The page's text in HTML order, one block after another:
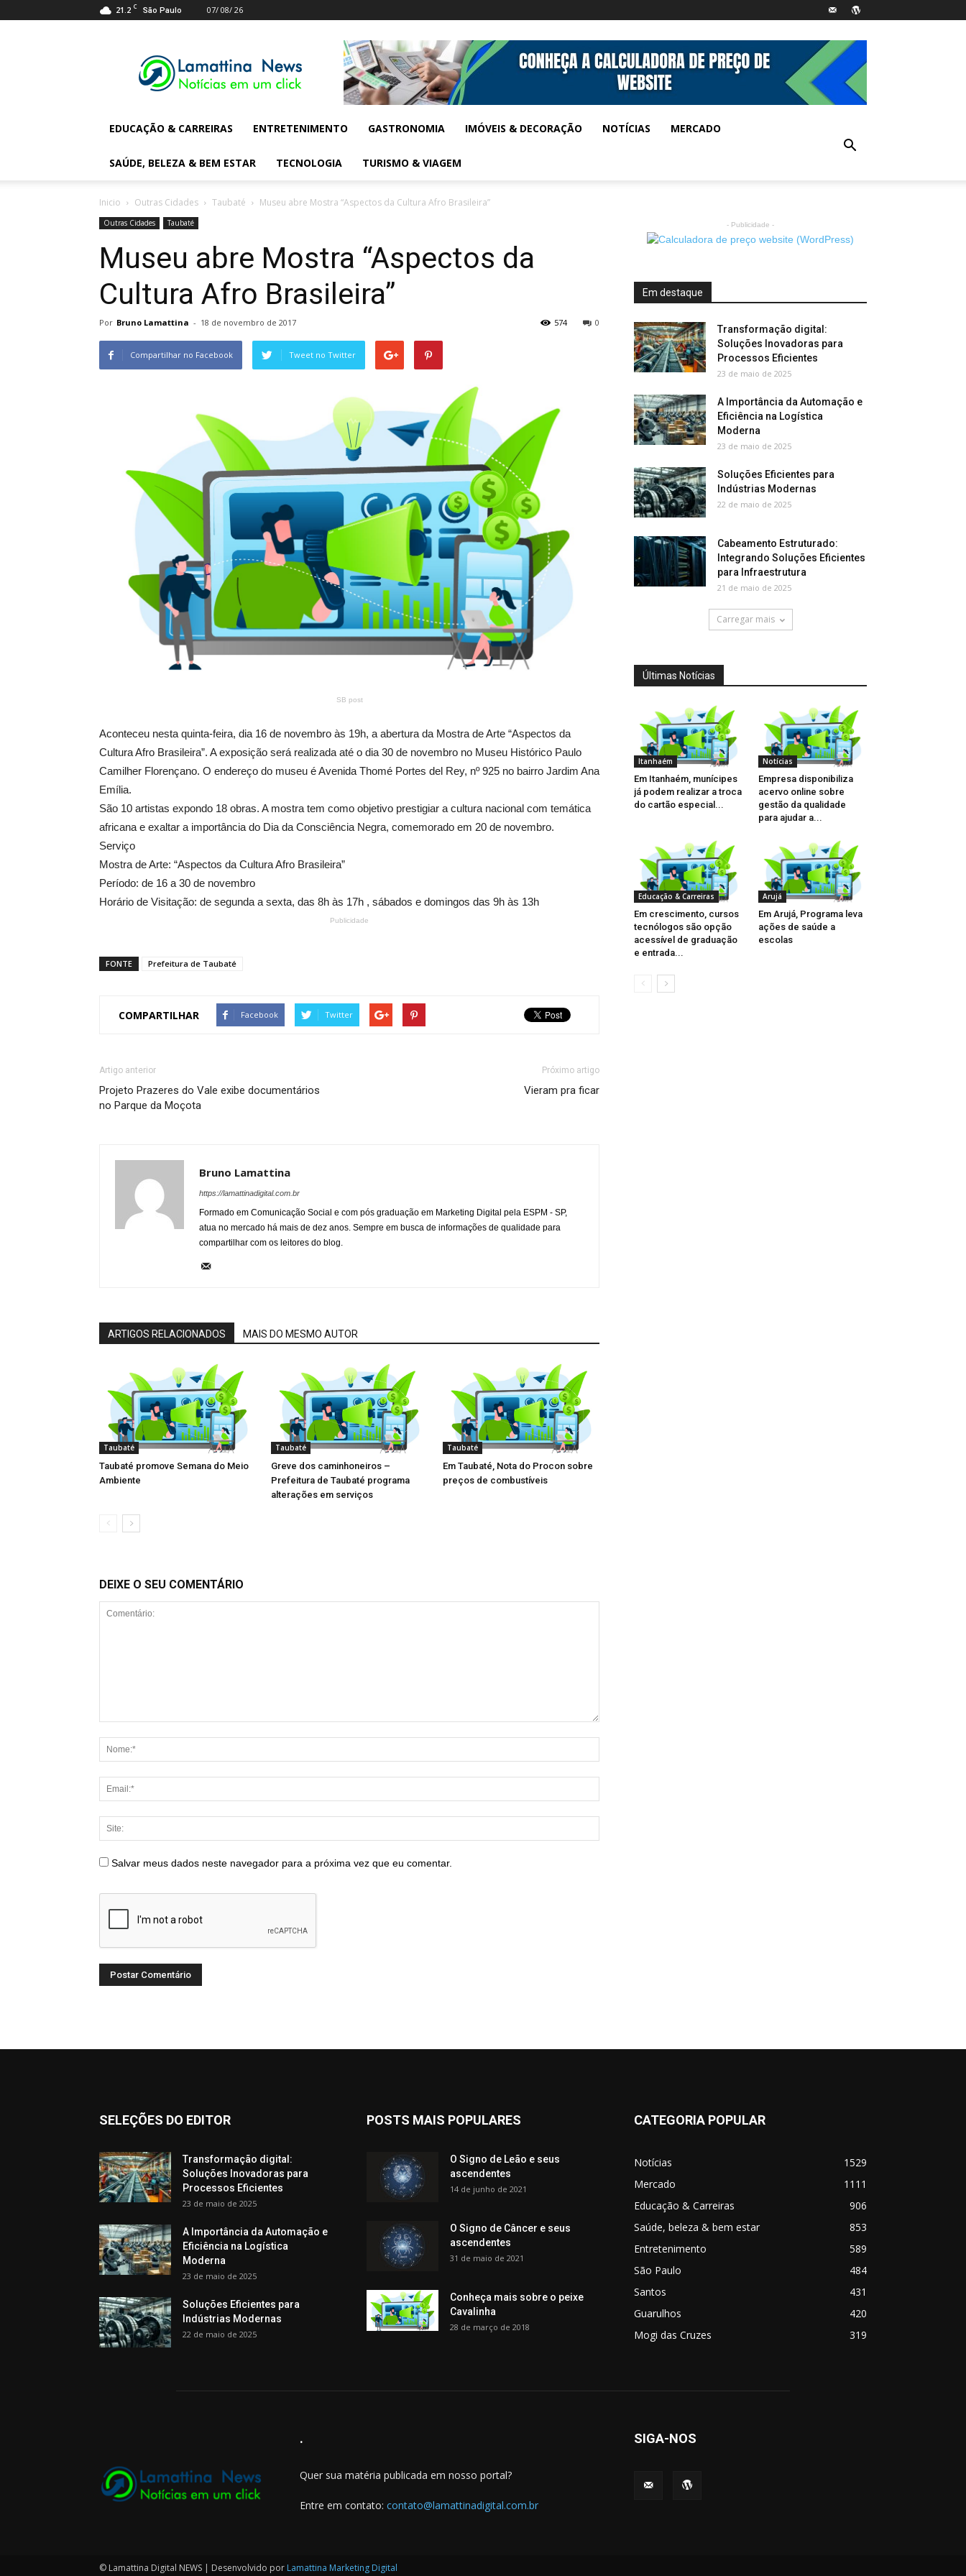
21.2 C São Paulo 07/ 08/ 26
Digital
News
EDUCAÇÃO & CARREIRAS ENTRETENIMENTO GASTRONOMIA IMÓVEIS & DECORAÇÃO NOTÍCIAS MERCADO
SAÚDE, BELEZA & BEM ESTAR TECNOLOGIA TURISMO & VIAGEM
Inicio Outras Cidades Taubaté Museu abre Mostra “Aspectos da Cultura Afro Brasileira”
Outras Cidades Taubaté
Museu abre Mostra “Aspectos da
Cultura Afro Brasileira”
Por Bruno Lamattina - 18 de novembro de 2017 0
574
Compartilhar no Facebook Tweet no Twitter
SB post
Aconteceu nesta quinta-feira, dia 16 de novembro às 19h, a abertura da Mostra de Arte “Aspectos da
Cultura Afro Brasileira”. A exposição será realizada até o dia 30 de novembro no Museu Histórico Paulo
Camilher Florençano. O endereço do museu é Avenida Thomé Portes del Rey, nº 925 no bairro Jardim Ana
Emília.
São 10 artistas expondo 18 obras. A mostra tem como objetivo prestigiar a cultura nacional com temática
africana e exaltar a importância do Dia da Consciência Negra, comemorado em 20 de novembro.
Serviço
Mostra de Arte: “Aspectos da Cultura Afro Brasileira”
Período: de 16 a 30 de novembro
Horário de Visitação: de segunda a sexta, das 8h às 17h , sábados e domingos das 9h às 13h
Publicidade
FONTE Prefeitura de Taubaté
COMPARTILHAR Facebook Twitter
Artigo anterior
Projeto Prazeres do Vale exibe documentários
no Parque da Moçota
Próximo artigo
Vieram pra ficar
Bruno Lamattina
https://lamattinadigital.com.br
Formado em Comunicação Social e com pós graduação em Marketing Digital pela ESPM - SP,
atua no mercado há mais de dez anos. Sempre em busca de informações de qualidade para
compartilhar com os leitores do blog.
ARTIGOS RELACIONADOS MAIS DO MESMO AUTOR
Taubaté
Taubaté promove Semana do Meio
Ambiente
Taubaté
Greve dos caminhoneiros –
Prefeitura de Taubaté programa
alterações em serviços
Taubaté
Em Taubaté, Nota do Procon sobre
preços de combustíveis
DEIXE O SEU COMENTÁRIO
Salvar meus dados neste navegador para a próxima vez que eu comentar.
- Publicidade -
Em destaque
Transformação digital:
Soluções Inovadoras para
Processos Eficientes
23 de maio de 2025
A Importância da Automação e
Eficiência na Logística
Moderna
23 de maio de 2025
Soluções Eficientes para
Indústrias Modernas
22 de maio de 2025
Cabeamento Estruturado:
Integrando Soluções Eficientes
para Infraestrutura
21 de maio de 2025
Carregar mais
Últimas Notícias
Itanhaém
Em Itanhaém, munícipes
já podem realizar a troca
do cartão especial...
Notícias
Empresa disponibiliza
acervo online sobre
gestão da qualidade
para ajudar a...
Educação & Carreiras
Em crescimento, cursos
tecnólogos são opção
acessível de graduação
e entrada...
Arujá
Em Arujá, Programa leva
ações de saúde a
escolas
SELEÇÕES DO EDITOR
Transformação digital:
Soluções Inovadoras para
Processos Eficientes
23 de maio de 2025
A Importância da Automação e
Eficiência na Logística
Moderna
23 de maio de 2025
Soluções Eficientes para
Indústrias Modernas
22 de maio de 2025
POSTS MAIS POPULARES
O Signo de Leão e seus
ascendentes
14 de junho de 2021
O Signo de Câncer e seus
ascendentes
31 de maio de 2021
Conheça mais sobre o peixe
Cavalinha
28 de março de 2018
CATEGORIA POPULAR
Notícias
1529
Mercado
1111
Educação & Carreiras
906
Saúde, beleza & bem estar
853
Entretenimento
589
São Paulo
484
Santos
431
Guarulhos
420
Mogi das Cruzes
319
.
Quer sua matéria publicada em nosso portal?
Entre em contato: contato@lamattinadigital.com.br
SIGA-NOS
© Lamattina Digital NEWS | Desenvolvido por Lamattina Marketing Digital